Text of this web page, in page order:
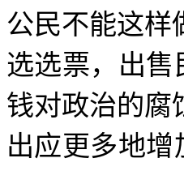
公民不能这样
选选票，出
钱对政治的腐
出应更多地